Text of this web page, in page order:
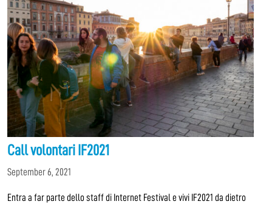
Call volontari IF2021
September 6, 2021
Entra a far parte dello staff di Internet Festival e vivi IF2021 da dietro